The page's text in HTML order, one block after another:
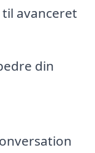
avanceret
din